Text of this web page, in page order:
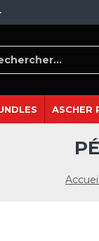
ASCHER
Accueil